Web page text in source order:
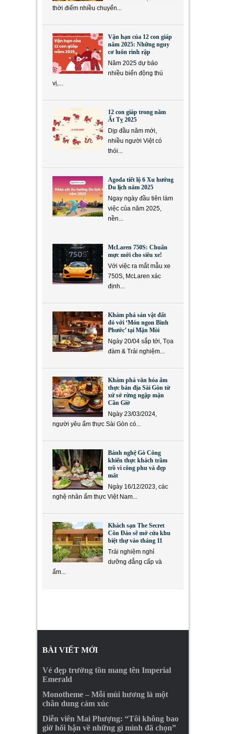
thời điểm nhiều chuyển...
Vận hạn của 12 con giáp
năm 2025: Những nguy
cơ luôn rình rập
Năm 2025 dự báo
nhiều biến động thú
vị,...
12 con giáp trong năm
Ất Tỵ 2025
Dịp đầu năm mới,
nhiều người Việt có
thói...
Agoda tiết lộ 6 Xu hướng
Du lịch năm 2025
Ngay ngày đầu tiên làm
việc của năm 2025,
nền...
McLaren 750S: Chuẩn
mực mới cho siêu xe!
Với việc ra mắt mẫu xe
750S, McLaren xác
định...
Khám phá sản vật đất
đỏ với ‘Món ngon Bình
Phước’ tại Mặn Mòi
Ngày 20/04 sắp tới, Tọa
đàm & Trải nghiệm...
Khám phá văn hóa ẩm
thực bản địa Sài Gòn từ
xứ sở rừng ngập mặn
Cần Giờ
Ngày 23/03/2024,
người yêu ẩm thực Sài Gòn có...
Bánh nghệ Gò Công
khiến thực khách trầm
trồ vì công phu và đẹp
mắt
Ngày 16/12/2023, các
nghệ nhân ẩm thực Việt Nam...
Khách sạn The Secret
Côn Đảo sẽ mở cửa khu
biệt thự vào tháng 11
Trải nghiệm nghỉ
dưỡng đẳng cấp và
ẩm...
BÀI VIẾT MỚI
Vẻ đẹp trường tồn mang tên Imperial
Emerald
Monotheme – Mỗi mùi hương là một
chân dung cảm xúc
Diễn viên Mai Phượng: “Tôi không bao
giờ hối hận về những gì mình đã chọn”